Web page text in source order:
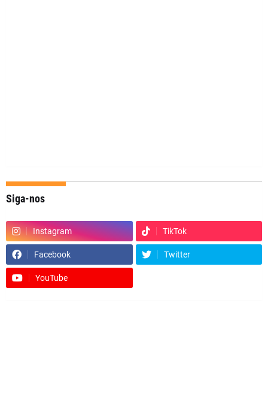
Siga-nos
Instagram TikTok
Facebook Twitter
YouTube